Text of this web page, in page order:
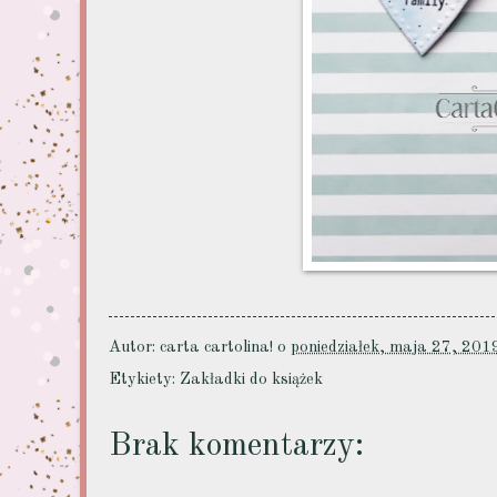
Autor: carta cartolina! o poniedziałek, maja 27,
Etykiety: Zakładki do książek
Brak komentarzy: